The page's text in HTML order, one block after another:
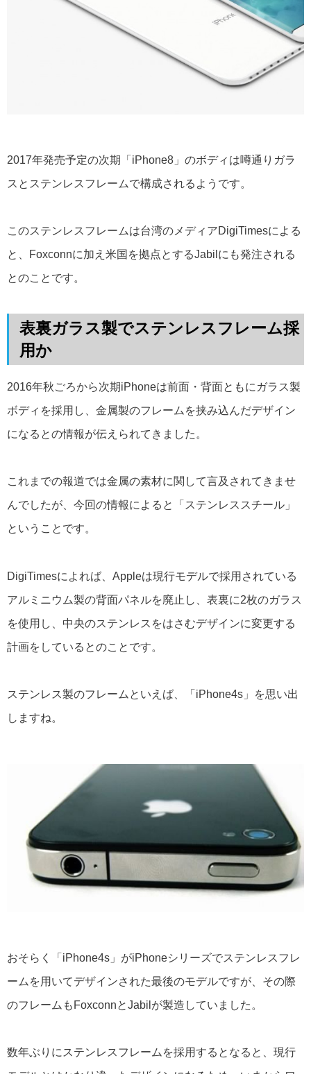
2017年発売予定の次期「iPhone8」のボディは噂通りガラ
スとステンレスフレームで構成されるようです。
このステンレスフレームは台湾のメディアDigiTimesによる
と、Foxconnに加え米国を拠点とするJabilにも発注される
とのことです。
表裏ガラス製でステンレスフレーム採
用か
2016年秋ごろから次期iPhoneは前面・背面ともにガラス製
ボディを採用し、金属製のフレームを挟み込んだデザイン
になるとの情報が伝えられてきました。
これまでの報道では金属の素材に関して言及されてきませ
んでしたが、今回の情報によると「ステンレススチール」
ということです。
DigiTimesによれば、Appleは現行モデルで採用されている
アルミニウム製の背面パネルを廃止し、表裏に2枚のガラス
を使用し、中央のステンレスをはさむデザインに変更する
計画をしているとのことです。
ステンレス製のフレームといえば、「iPhone4s」を思い出
しますね。
おそらく「iPhone4s」がiPhoneシリーズでステンレスフレ
ームを用いてデザインされた最後のモデルですが、その際
のフレームもFoxconnとJabilが製造していました。
数年ぶりにステンレスフレームを採用するとなると、現行